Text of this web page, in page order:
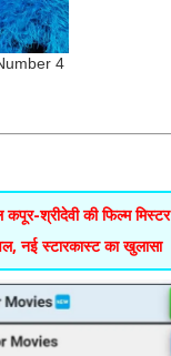
श्रीदेवी की फिल्म मिस्टर
नई स्टारकास्ट का खुलासा